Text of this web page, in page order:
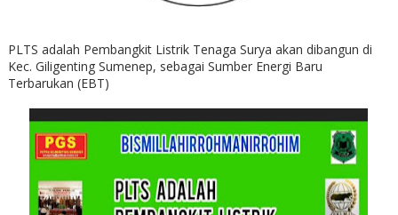
PLTS adalah Pembangkit Listrik Tenaga Surya akan dibangun di
Kec. Giligenting Sumenep, sebagai Sumber Energi Baru
Terbarukan (EBT)